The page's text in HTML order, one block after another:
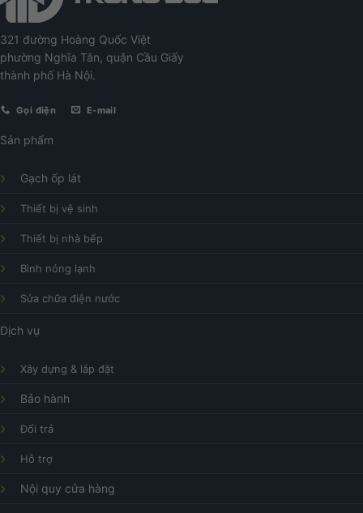
321 đường Hoàng Quốc Việt
phường Nghĩa Tân, quận Cầu Giấy
thành phố Hà Nội.
Gọi điện E-mail
Sản phẩm
Gạch ốp lát
Thiết bị vệ sinh
Thiết bị nhà bếp
Bình nóng lạnh
Sửa chữa điện nước
Dịch vụ
Xây dựng & lắp đặt
Bảo hành
Đổi trả
Hỗ trợ
Nội quy cửa hàng